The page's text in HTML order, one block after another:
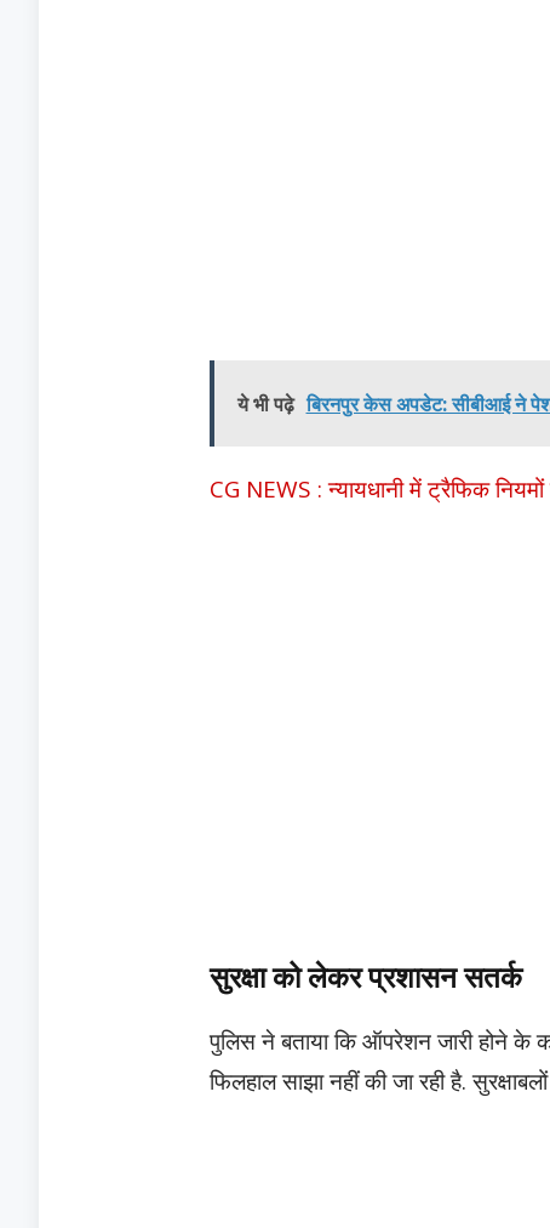
ये भी पढ़े बिरनपुर केस अपडेट: सीबीआई ने पेश
CG NEWS : न्यायधानी में ट्रैफिक
सुरक्षा को लेकर प्रशासन सतर्क
पुलिस ने बताया कि ऑपरेशन जारी होने
फिलहाल साझा नहीं की जा रही है.